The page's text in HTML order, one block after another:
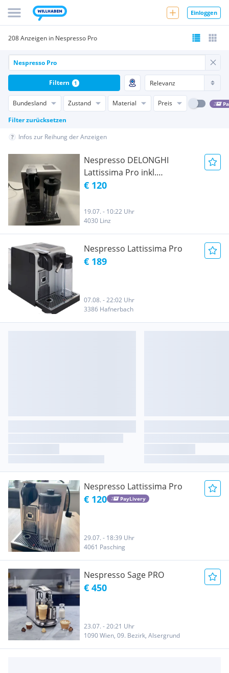
Einloggen
208 Anzeigen in Nespresso Pro
Bundesland Zustand Material Preis
Filter zurücksetzen
Filtern 1
Infos zur Reihung der Anzeigen
Nespresso DELONGHI
Lattissima Pro inkl.
Nespresso Kapselständer
€ 120
19.07. - 10:22 Uhr
4030 Linz
Nespresso Lattissima Pro
€ 189
07.08. - 22:02 Uhr
3386 Hafnerbach
Nespresso Lattissima Pro
€ 120 PayLivery
29.07. - 18:39 Uhr
4061 Pasching
Nespresso Sage PRO
€ 450
23.07. - 20:21 Uhr
1090 Wien, 09. Bezirk, Alsergrund